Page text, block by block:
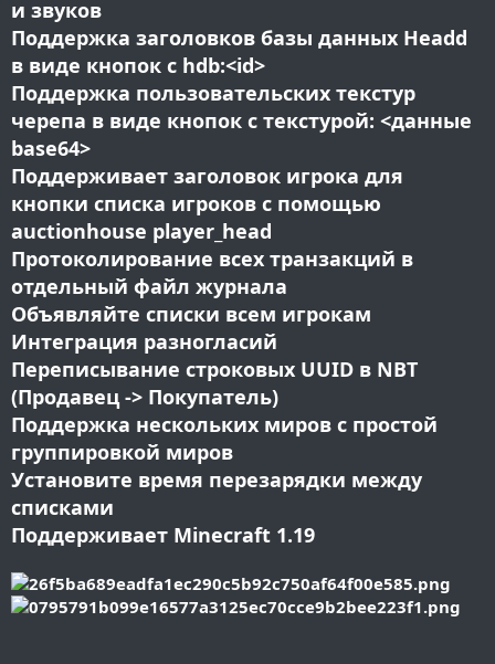
и звуков
Поддержка заголовков базы данных Headd
в виде кнопок с hdb:<id>
Поддержка пользовательских текстур
черепа в виде кнопок с текстурой: <данные
base64>
Поддерживает заголовок игрока для
кнопки списка игроков с помощью
auctionhouse player_head
Протоколирование всех транзакций в
отдельный файл журнала
Объявляйте списки всем игрокам
Интеграция разногласий
Переписывание строковых UUID в NBT
(Продавец -> Покупатель)
Поддержка нескольких миров с простой
группировкой миров
Установите время перезарядки между
списками
Поддерживает Minecraft 1.19